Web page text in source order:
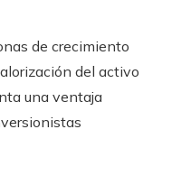
de crecimiento
del activo
una ventaja